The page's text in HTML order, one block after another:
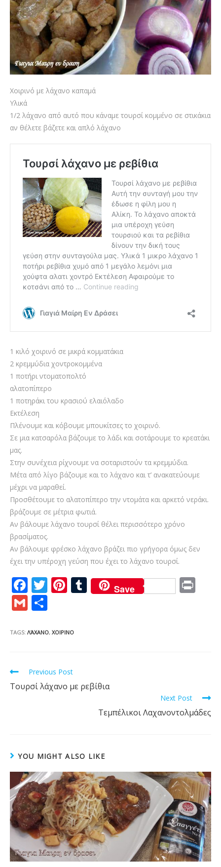
Χοιρινό με λάχανο καπαμά
Υλικά
1/2 λάχανο από αυτό που κάναμε τουρσί κομμένο σε στικάκια
αν θέλετε βάζετε και απλό λάχανο
1 κιλό χοιρινό σε μικρά κομματάκια
2 κρεμμύδια χοντροκομμένα
1 ποτήρι ντοματοπολτό
αλατοπίπερο
1 ποτηράκι του κρασιού ελαιόλαδο
Εκτέλεση
Πλένουμε και κόβουμε μπουκίτσες το χοιρινό.
Σε μια κατσαρόλα βάζουμε το λάδι και σοτάρουμε το κρεατάκι
μας.
Στην συνέχεια ρίχνουμε να σοταριστούν τα κρεμμύδια.
Μέτα από λίγο βάζουμε και το λάχανο και τ’ ανακατεύουμε
μέχρι να μαραθεί.
Προσθέτουμε το αλατοπίπερο την ντομάτα και αρκετό νεράκι.
βράζουμε σε μέτρια φωτιά.
Αν βάλουμε λάχανο τουρσί θέλει περισσότερο χρόνο
βρασίματος.
Αν βάλουμε φρέσκο λάχανο βράζει πιο γρήγορα όμως δεν
έχει την υπέροχη γεύση που έχει το λάχανο τουρσί.
F
ac
e
b
o
k
T
er
Pi
e
T
u
Save
G
ai ar
TAGS: ΛΆΧΑΝΟ, ΧΟΙΡΙΝΟ
Read
articles
Previous Post
Τουρσί λάχανο με ρεβίθια
Next Post
Τεμπέλικοι Λαχανοντολμάδες
YOU MIGHT ALSO LIKE